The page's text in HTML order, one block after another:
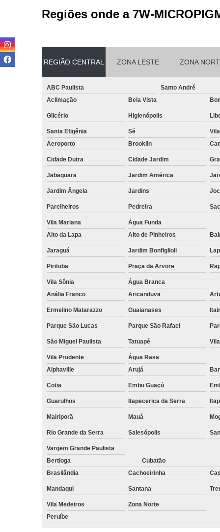
Regiões onde a 7W-
REGIÃO CENTRAL ZONA LESTE ZONA
ABC Paulista Santo André
Aclimação
Bela Vista
Glicério Higienópolis
Santa Efigênia Sé
Aeroporto
Brooklin
Cidade Dutra Cidade Jardim
Jabaquara Jardim América
Jardim Ângela Jardins
Parelheiros Pedreira
Vila Mariana
Água Funda
Alto da Lapa
Alto de Pinheiros
Jaraguá Jardim Bonfiglioli
Pirituba Praça da Arvore
Vila Sônia
Água Branca
Anália Franco
Aricanduva
Ermelino Matarazzo Guaianases
Parque São Lucas Parque São Rafael
São Miguel Paulista Tatuapé
Vila Prudente
Água Rasa
Alphaville
Arujá
Cotia Embu Guaçú
Guarulhos Itapecerica da Serra
Mairiporã Mauá
Rio Grande da Serra Salesópolis
Vargem Grande Paulista
Bertioga
Cubatão
Brasilândia
Cachoeirinha
Mandaqui Santana
Vila Medeiros
Zona Norte
Peruíbe